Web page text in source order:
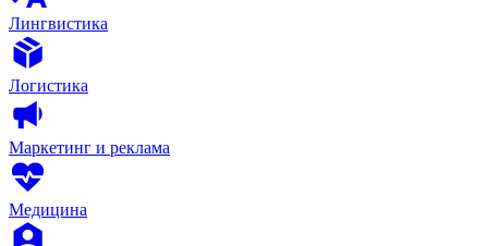
Лингвистика
Логистика
Маркетинг и реклама
Медицина